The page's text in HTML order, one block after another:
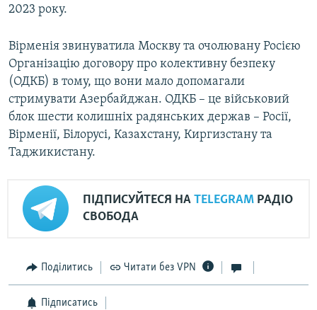
2023 року.
Вірменія звинуватила Москву та очолювану Росією
Організацію договору про колективну безпеку
(ОДКБ) в тому, що вони мало допомагали
стримувати Азербайджан. ОДКБ – це військовий
блок шести колишніх радянських держав – Росії,
Вірменії, Білорусі, Казахстану, Киргизстану та
Таджикистану.
ПІДПИСУЙТЕСЯ НА TELEGRAM РАДІО
СВОБОДА
Поділитись Читати без VPN
Підписатись